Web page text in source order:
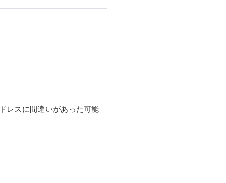
レスに間違いがあった可能